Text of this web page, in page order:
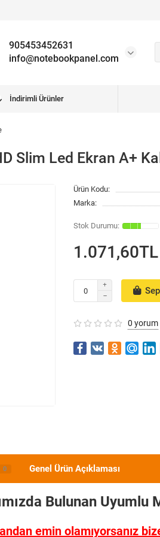
905453452631
info@notebookpanel.com
İndirimli Ürünler
Slim Led Ekran A+
Ürün Kodu:
Marka:
1.071,60TL
0 yorum
0 Genel Ürün Açıklaması
Bulunan Uyumlu
emin olamıyorsanız